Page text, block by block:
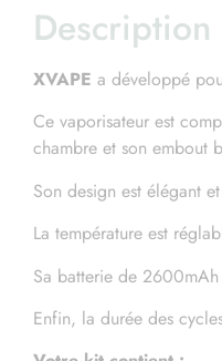
Description
XVAPE a développé
Ce vaporisateur est
chambre et son embout
Son design est élégant
La température est
Sa batterie de 2600mAh
Enfin, la durée des